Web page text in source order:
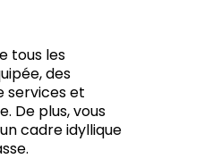
tous les
des
services et
De plus, vous
cadre idyllique